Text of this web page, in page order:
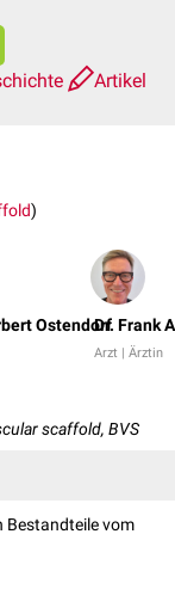
Artikel
)
OstendorfDr. Frank
Arzt | Ärztin
scaffold, BVS
Bestandteile vom